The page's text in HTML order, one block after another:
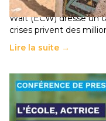
Un nouveau rapport
Wait (ECW) dresse un
crises privent des
Lire la suite →